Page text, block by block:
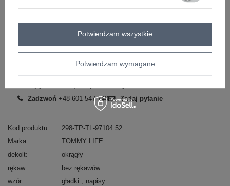
Zobacz wszystkie kolory (+1)
Zadzwoń +48 601 547 740 Zadaj pytanie
Kod produktu
298-TP-TL-97104.52
Marka
TOMMY LIFE
dekolt
okrągły
rękaw
bez rękawów
wzór
gładki napisy
Potwierdzam wymagane
Potwierdzam wszystkie